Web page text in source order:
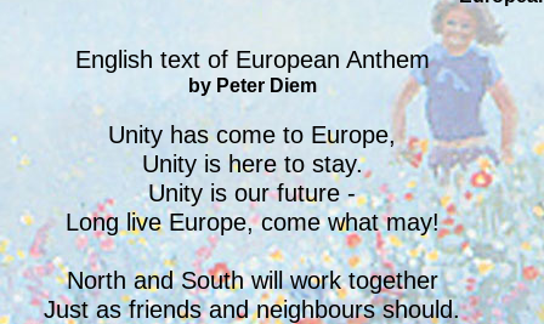
English text of European Anthem
by Peter Diem
Unity has come to Europe,
Unity is here to stay.
Unity is our future -
Long live Europe, come what may!
North and South will work together
Just as friends and neighbours should.